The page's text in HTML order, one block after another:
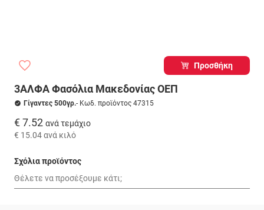
Προσθήκη
3ΑΛΦΑ Φασόλια Μακεδονίας ΟΕΠ
Γίγαντες 500γρ.- Κωδ. προϊόντος 47315
€ 7.52 ανά τεμάχιο
€ 15.04ανά κιλό
Σχόλια προϊόντος